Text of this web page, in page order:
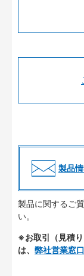
製品
製品に関するご
い。
※お取引（見積
は、 弊社営業窓口